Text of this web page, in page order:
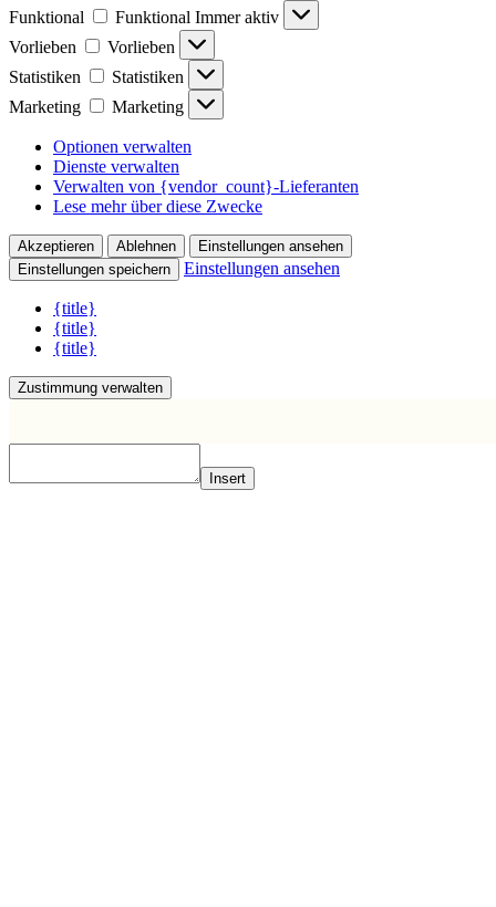
Funktional
Funktional Immer aktiv
Vorlieben
Vorlieben
Statistiken
Statistiken
Marketing
Marketing
Optionen verwalten
Dienste verwalten
Verwalten von {vendor_count}-Lieferanten
Lese mehr über diese Zwecke
Akzeptieren Ablehnen
Einstellungen ansehen
Einstellungen speichern
Einstellungen ansehen
{title}
{title}
{title}
Zustimmung verwalten
Insert